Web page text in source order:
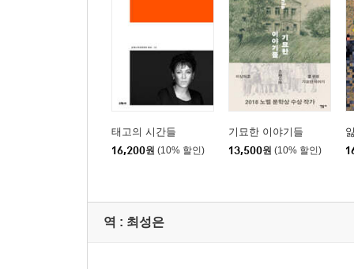
태고의 시간들
16,200원 (10% 할인)
기묘한 이야기들
13,500원 (10% 할인)
역 : 최성은